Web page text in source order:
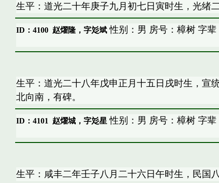
生平：道光二十年庚子九月初七日寅时生，光绪
ID：4100 赵燿隆，字彣斌性别：男 房号：樟树 字辈
生平：道光二十八年戊申正月十五日戌时生，宣
北向南，有碑。
ID：4101 赵燿城，字彣星 性别：男 房号：樟树 字
生平：咸丰二年壬子八月二十六日午时生，民国